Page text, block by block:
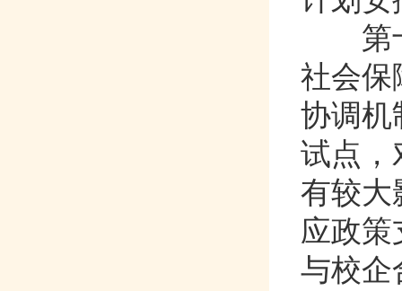
第
社会保
协调机
试点
有较大
应政策
与校企